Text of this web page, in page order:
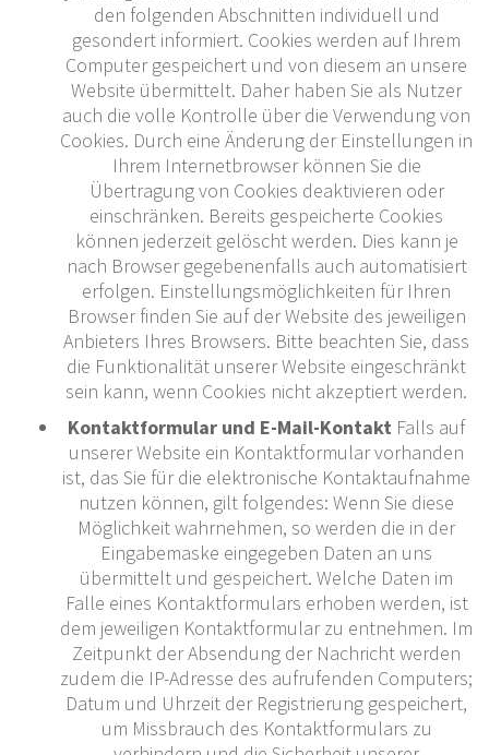
den folgenden Abschnitten individuell und
gesondert informiert. Cookies werden auf Ihrem
Computer gespeichert und von diesem an unsere
Website übermittelt. Daher haben Sie als Nutzer
auch die volle Kontrolle über die Verwendung von
Cookies. Durch eine Änderung der Einstellungen in
Ihrem Internetbrowser können Sie die
Übertragung von Cookies deaktivieren oder
einschränken. Bereits gespeicherte Cookies
können jederzeit gelöscht werden. Dies kann je
nach Browser gegebenenfalls auch automatisiert
erfolgen. Einstellungsmöglichkeiten für Ihren
Browser finden Sie auf der Website des jeweiligen
Anbieters Ihres Browsers. Bitte beachten Sie, dass
die Funktionalität unserer Website eingeschränkt
sein kann, wenn Cookies nicht akzeptiert werden.
Kontaktformular und E-Mail-Kontakt Falls auf
unserer Website ein Kontaktformular vorhanden
ist, das Sie für die elektronische Kontaktaufnahme
nutzen können, gilt folgendes: Wenn Sie diese
Möglichkeit wahrnehmen, so werden die in der
Eingabemaske eingegeben Daten an uns
übermittelt und gespeichert. Welche Daten im
Falle eines Kontaktformulars erhoben werden, ist
dem jeweiligen Kontaktformular zu entnehmen. Im
Zeitpunkt der Absendung der Nachricht werden
zudem die IP-Adresse des aufrufenden Computers;
Datum und Uhrzeit der Registrierung gespeichert,
um Missbrauch des Kontaktformulars zu